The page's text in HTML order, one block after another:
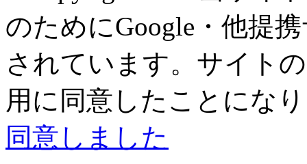
のためにGoogle・他提
されています。サイト
用に同意したことにな
同意しました